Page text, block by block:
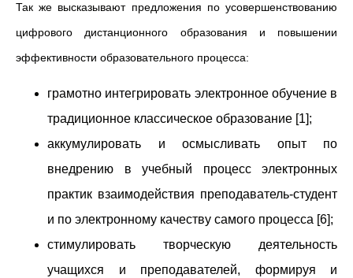
Так же высказывают предложения по усовершенствованию
цифрового дистанционного образования и повышении
эффективности образовательного процесса:
грамотно интегрировать электронное обучение в
традиционное классическое образование [1];
аккумулировать и осмысливать опыт по
внедрению в учебный процесс электронных
практик взаимодействия преподаватель-студент
и по электронному качеству самого процесса [6];
стимулировать творческую деятельность
учащихся и преподавателей, формируя и